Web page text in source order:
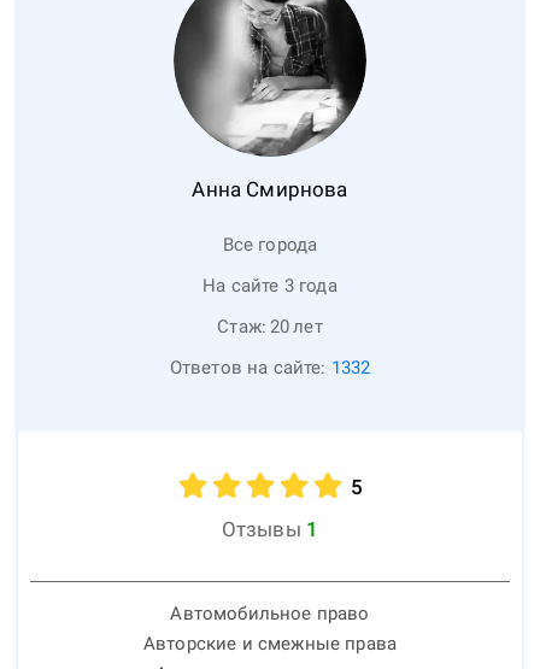
Анна Смирнова
Все города
На сайте 3 года
Стаж: 20лет
Ответов на сайте: 1332
5
Отзывы 1
Автомобильное право
Авторские и смежные права